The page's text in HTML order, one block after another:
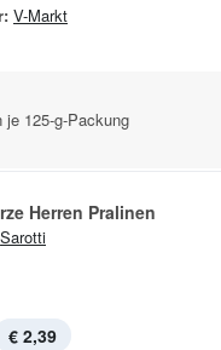
V-Markt
je 125-g-Packung
Herren Pralinen
Sarotti
€ 2,39